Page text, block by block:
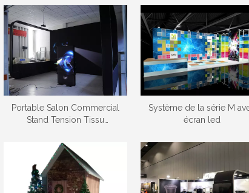
Portable Salon Commercial
Stand Tension Tissu
Schéma Exposition Stand
Affichage Mur
Système de la série M
écran led